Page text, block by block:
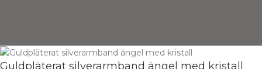
Guldpläterat silverarmband ängel med kristall